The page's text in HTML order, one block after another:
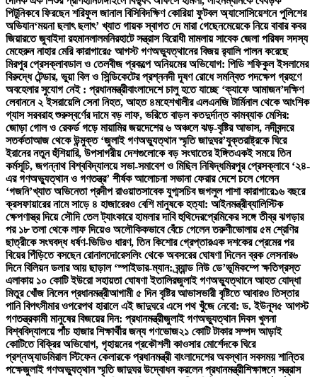
পিটুনিকবে ফিরছেন শরিফুল জানাল বিসিবিদক্ষিণ কোরিয়া ফুটবল অ্যাসোসিয়েশনে পুলিশের
অভিযান‘ময়না ছলাৎ ছলাৎ’ খ্যাত গায়ক স্বাগত দে মারা গেছেনমেয়েকে নিয়ে বাবার কবর
জিয়ারতে জুবাইদা রহমানলালমনিরহাটে সন্ত্রাস বিরোধী মামলায় সাবেক জেলা পরিষদ সদস্য
মেহেরুন নাহার মেরি কারাগারে৫ আগস্ট গণঅভ্যুত্থানের বিজয় র‍্যালি পালন করেছে
মিরপুর প্রেসক্লাবডাল ও তেলবীজ প্রকল্পে অনিয়মের অভিযোগ: পিডি শফিকুল ইসলামের
বিরুদ্ধে টেন্ডার, ভুয়া বিল ও সিন্ডিকেটের প্রশ্ননদী দূষণ রোধে সমন্বিত পদক্ষেপ গ্রহণে
অবহেলার সুযোগ নেই : প্রধানমন্ত্রীবাংলাদেশে চালু হতে যাচ্ছে ‘ক্যাফে আমাজন’দক্ষিণ
লেবাননে ২ ইসরায়েলি সেনা নিহত, আহত ৪মহেশখালীর এলএনজি টার্মিনাল থেকে আংশিক
গ্যাস সরবরাহ শুরুস্বর্ণের দামে বড় লাফ, ভরিতে বাড়ল কতদুর্দান্ত কামব্যাক মেসির:
জোড়া গোল ও রেকর্ড গড়ে মায়ামির জয়দেশের ৬ অঞ্চলে ঝড়-বৃষ্টির আভাস, নদীবন্দরে
সতর্কতাআজ থেকে উন্মুক্ত ‘জুলাই গণঅভ্যুত্থান স্মৃতি জাদুঘর’যুক্তরাষ্ট্রকে ঘিরে
ইরানের নতুন হুঁশিয়ারি, উপসাগরীয় দেশগুলোকে বড় সংঘাতের ইঙ্গিতএকই সময়ে তিন
কর্মসূচি, জগন্নাথ বিশ্ববিদ্যালয়ে সভা-সমাবেশ ও মিছিল নিষিদ্ধমিরপুর প্রেসক্লাবে ‘২৪-
এর গণঅভ্যুত্থান ও গণতন্ত্র’ শীর্ষক আলোচনা সভানা ফেরার দেশে চলে গেলেন
‘গজনি’খ্যাত অভিনেতা প্রদীপ রাওয়াতসাবেক যুগ্মসচিব জগলুল পাশা কারাগারে১৬ বছরে
ক্রসফায়ারের নামে সাড়ে ৪ হাজারেরও বেশি মানুষকে হত্যা: আইনমন্ত্রীব্যালিস্টিক
ক্ষেপণাস্ত্র দিয়ে সৌদি তেল ট্যাংকারে হামলার দাবি হুথিদেরপ্রেমিকের সঙ্গে তীব্র ঝগড়ার
পর ১৮ তলা থেকে লাফ দিয়েও অলৌকিকভাবে বেঁচে গেলেন তরুণীভোলায় ৫ম শ্রেণির
ছাত্রীকে সংঘবদ্ধ ধর্ষণ-ভিডিও ধারণ, তিন কিশোর গ্রেপ্তারএক দশকের প্রেমের পর
বিয়ের পিঁড়িতে বসছেন রোনালদোরেসলিং থেকে অবসরের ঘোষণা দিলেন ব্রক লেসনার৬
দিনে বিলিয়ন ডলার আয় ছাড়াল ‘স্পাইডার-ম্যান: ব্র্যান্ড নিউ ডে’ভূমিকম্পে ক্ষতিগ্রস্ত
এলাকায় ১০ কোটি ইউরো সহায়তা ঘোষণা ইতালিরজুলাই গণঅভ্যুত্থানে আহত যোদ্ধা
মিতুর খোঁজ নিলেন প্রধানমন্ত্রীআগামী ৫ দিন বৃষ্টির আভাসভারী বৃষ্টিতে আবারও তিস্তার
পানি বিপৎসীমার ওপরেপথ হারালে এই জাদুঘরে এসে পথ খুঁজে নেবো: ড. ইউনূস৫ আগস্ট
গণতন্ত্রকামী মানুষের বিজয়ের দিন: প্রধানমন্ত্রীজুলাই গণঅভ্যুত্থান দিবস খুলনা
বিশ্ববিদ্যালয়ে পাঁচ হাজার শিক্ষার্থীর জন্য গণভোজ২১ কোটি টাকার সম্পদ আড়াই
কোটিতে বিক্রির অভিযোগ, গৃহায়নের প্রকৌশলী কাওসার মোর্শেদকে ঘিরে
প্রশ্নঅ্যাডমিরাল স্টিফেন কেলারকে প্রধানমন্ত্রী বাংলাদেশের অবস্থান সবসময় শান্তির
পক্ষেজুলাই গণঅভ্যুত্থান স্মৃতি জাদুঘর উদ্বোধন করলেন প্রধানমন্ত্রীশিক্ষাঙ্গনে সন্ত্রাস